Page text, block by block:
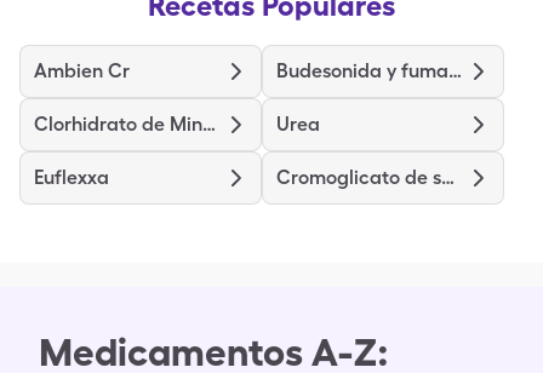
Ambien Cr Budesonida y fumarato de formoterol
Clorhidrato de Minociclina Urea
Euflexxa Cromoglicato de sodio
Medicamentos A-Z: